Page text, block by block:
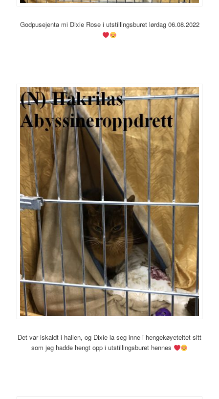
Godpusejenta mi Dixie Rose i utstillingsburet lørdag 06.08.2022
Det var iskaldt i hallen, og Dixie la seg inne i hengekøyeteltet sitt
som jeg hadde hengt opp i utstillingsburet hennes